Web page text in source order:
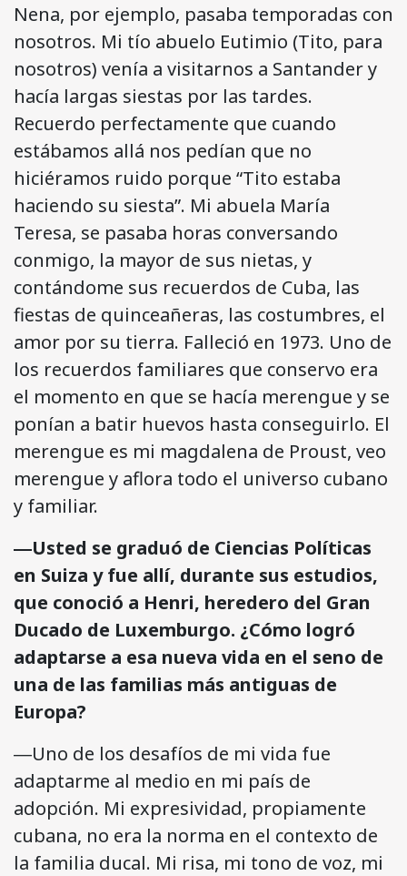
Nena, por ejemplo, pasaba temporadas con
nosotros. Mi tío abuelo Eutimio (Tito, para
nosotros) venía a visitarnos a Santander y
hacía largas siestas por las tardes.
Recuerdo perfectamente que cuando
estábamos allá nos pedían que no
hiciéramos ruido porque “Tito estaba
haciendo su siesta”. Mi abuela María
Teresa, se pasaba horas conversando
conmigo, la mayor de sus nietas, y
contándome sus recuerdos de Cuba, las
fiestas de quinceañeras, las costumbres, el
amor por su tierra. Falleció en 1973. Uno de
los recuerdos familiares que conservo era
el momento en que se hacía merengue y se
ponían a batir huevos hasta conseguirlo. El
merengue es mi magdalena de Proust, veo
merengue y aflora todo el universo cubano
y familiar.
―Usted se graduó de Ciencias Políticas
en Suiza y fue allí, durante sus estudios,
que conoció a Henri, heredero del Gran
Ducado de Luxemburgo. ¿Cómo logró
adaptarse a esa nueva vida en el seno de
una de las familias más antiguas de
Europa?
―Uno de los desafíos de mi vida fue
adaptarme al medio en mi país de
adopción. Mi expresividad, propiamente
cubana, no era la norma en el contexto de
la familia ducal. Mi risa, mi tono de voz, mi